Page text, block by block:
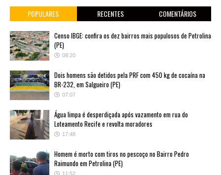
POPULARES RECENTES COMENTÁRIOS
Censo IBGE: confira os dez bairros mais populosos de Petrolina
(PE)
08:20
Dois homens são detidos pela PRF com 450 kg de cocaína na
BR-232, em Salgueiro (PE)
07:07
Água limpa é desperdiçada após vazamento em rua do
Loteamento Recife e revolta moradores
17:48
Homem é morto com tiros no pescoço no Bairro Pedro
Raimundo em Petrolina (PE)
11:52